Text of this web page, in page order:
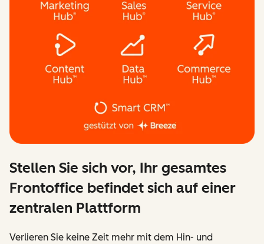
Stellen Sie sich vor, Ihr gesamtes
Frontoffice befindet sich auf einer
zentralen Plattform
Verlieren Sie keine Zeit mehr mit dem Hin- und